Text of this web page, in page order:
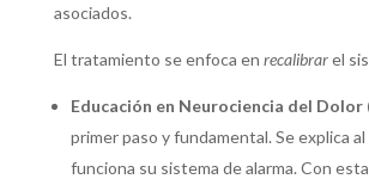
asociados.
El tratamiento se enfoca en recalibrarel
Educación en Neurociencia del Dolor
primer paso y fundamental. Se explica
funciona su sistema de alarma. Con